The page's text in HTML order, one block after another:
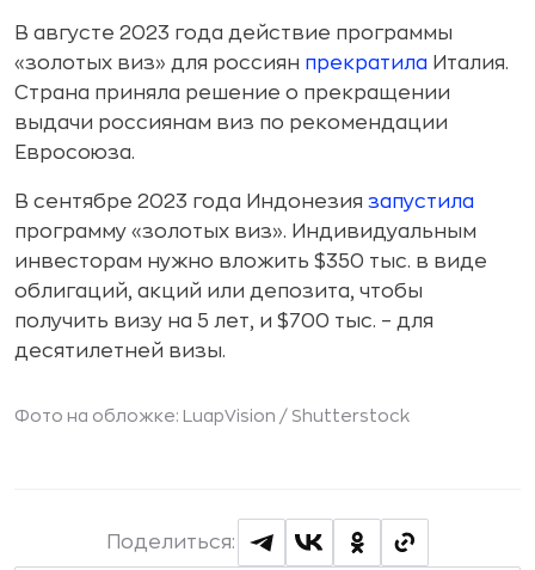
В августе 2023 года действие программы
«золотых виз» для россиян прекратила Италия.
Страна приняла решение о прекращении
выдачи россиянам виз по рекомендации
Евросоюза.
В сентябре 2023 года Индонезия запустила
программу «золотых виз». Индивидуальным
инвесторам нужно вложить $350 тыс. в виде
облигаций, акций или депозита, чтобы
получить визу на 5 лет, и $700 тыс. – для
десятилетней визы.
Фото на обложке: LuapVision / Shutterstock
Поделиться: